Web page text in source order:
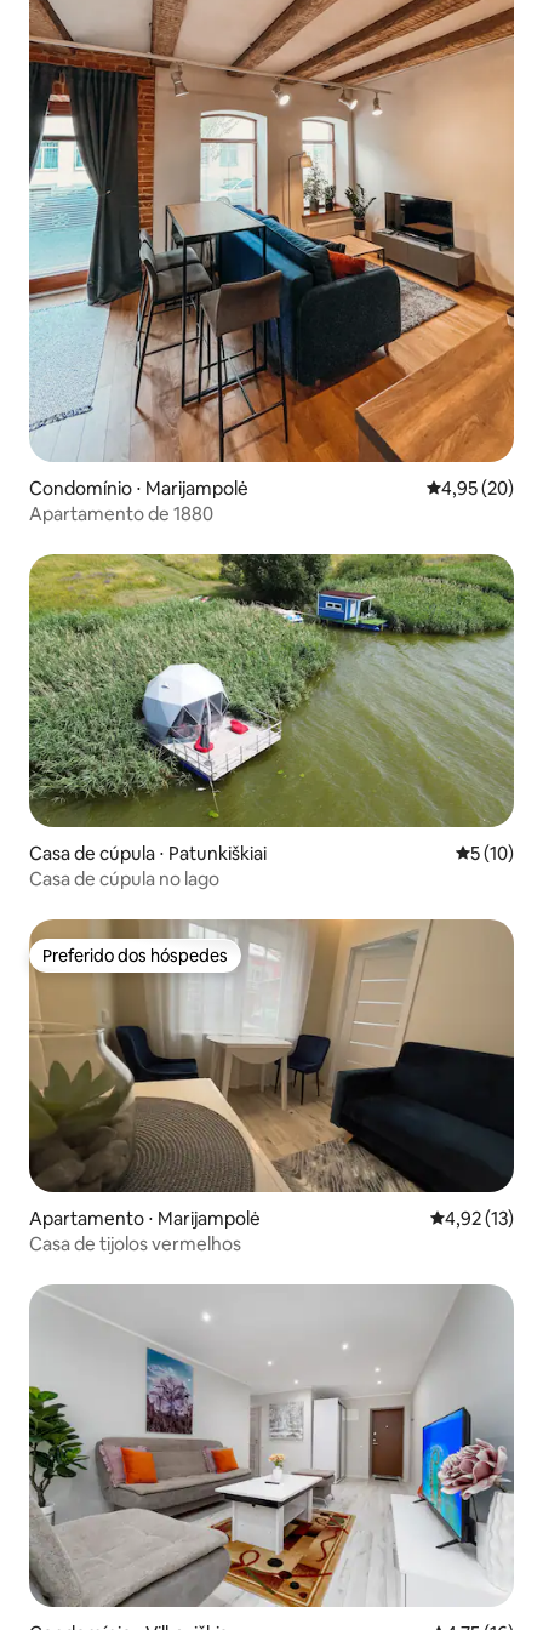
Condomínio ⋅ Marijampolė 4,95 de uma
4,95 (20)
Apartamento de 1880
Casa de cúpula ⋅ Patunkiškiai 5 de uma
5 (10)
Casa de cúpula no lago
Preferido dos hóspedes
Preferido dos hóspedes
Apartamento ⋅ Marijampolė 4,92 de uma
4,92 (13)
Casa de tijolos vermelhos